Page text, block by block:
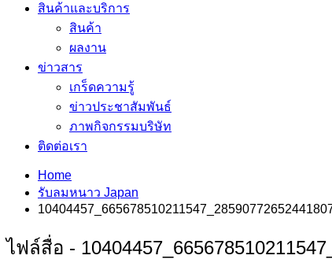
สินค้าและบริการ
สินค้า
ผลงาน
ข่าวสาร
เกร็ดความรู้
ข่าวประชาสัมพันธ์
ภาพกิจกรรมบริษัท
ติดต่อเรา
Home
รับลมหนาว Japan
ไฟล์สื่อ -